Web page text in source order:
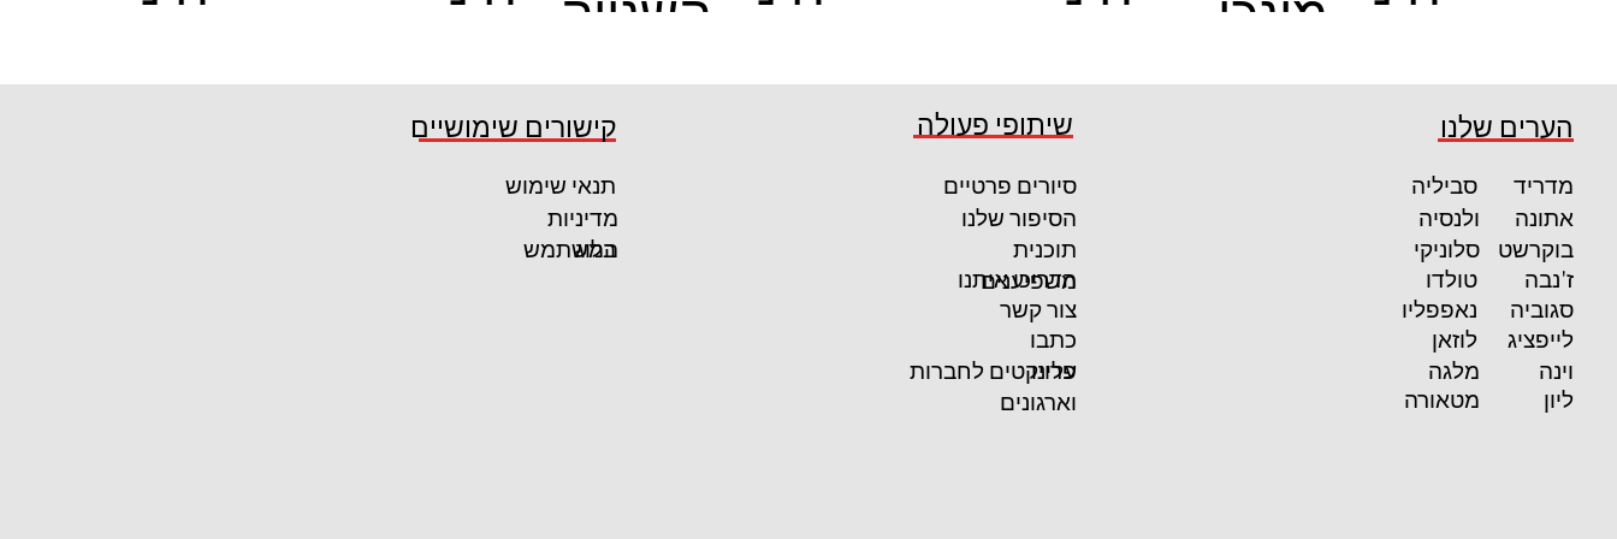
קישורים שימושיים
תנאי שימוש
מדיניות
המשתמש
בלוג
שיתופי פעולה
תוכנית
משפיענים
הסיפור שלנו
סיורים פרטיים
הדריכו איתנו
פרויקטים לחברות
וארגונים
כתבו
עלינו
צור קשר
הערים שלנו
סביליה
ולנסיה
מדריד
סלוניקי
אתונה
טולדו
בוקרשט
נאפפליו
ז'נבה
לוזאן
סגוביה
מלגה
לייפציג
מטאורה
וינה
ליון